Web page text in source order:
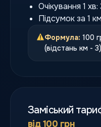
Очікування 1 хв:
Підсумок за 1
Формула: 100
(відстань км -
Заміський
від 100 грн